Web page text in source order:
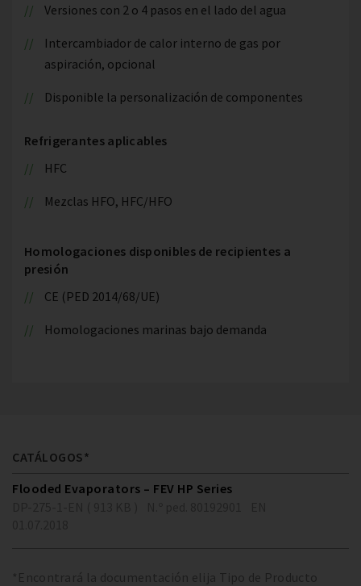
Versiones con 2 o 4 pasos en el lado del agua
Intercambiador de calor interno de gas por
aspiración, opcional
Disponible la personalización de componentes
Refrigerantes aplicables
HFC
Mezclas HFO, HFC/HFO
Homologaciones disponibles de recipientes a
presión
CE (PED 2014/68/UE)
Homologaciones marinas bajo demanda
CATÁLOGOS*
Flooded Evaporators – FEV HP Series
*Encontrará la documentación elija Tipo de Producto